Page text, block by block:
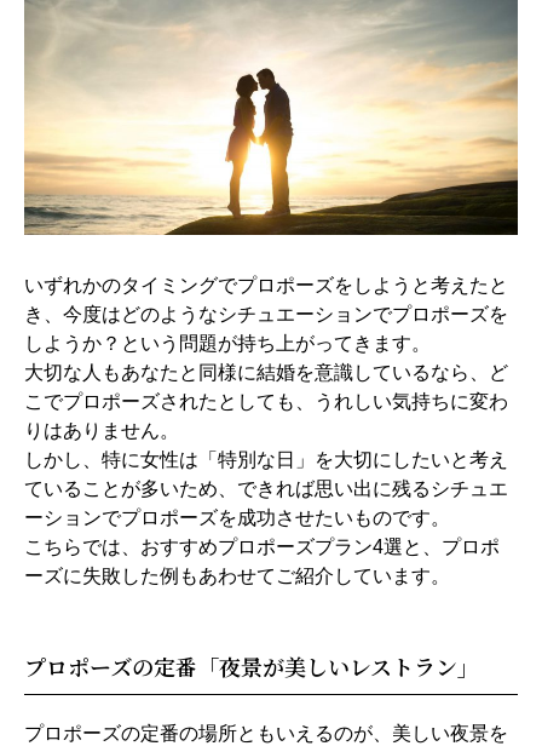
いずれかのタイミングでプロポーズをしようと考えたと
き、今度はどのようなシチュエーションでプロポーズを
しようか？という問題が持ち上がってきます。
大切な人もあなたと同様に結婚を意識しているなら、ど
こでプロポーズされたとしても、うれしい気持ちに変わ
りはありません。
しかし、特に女性は「特別な日」を大切にしたいと考え
ていることが多いため、できれば思い出に残るシチュエ
ーションでプロポーズを成功させたいものです。
こちらでは、おすすめプロポーズプラン4選と、プロポ
ーズに失敗した例もあわせてご紹介しています。
プロポーズの定番「夜景が美しいレストラン」
プロポーズの定番の場所ともいえるのが、美しい夜景を